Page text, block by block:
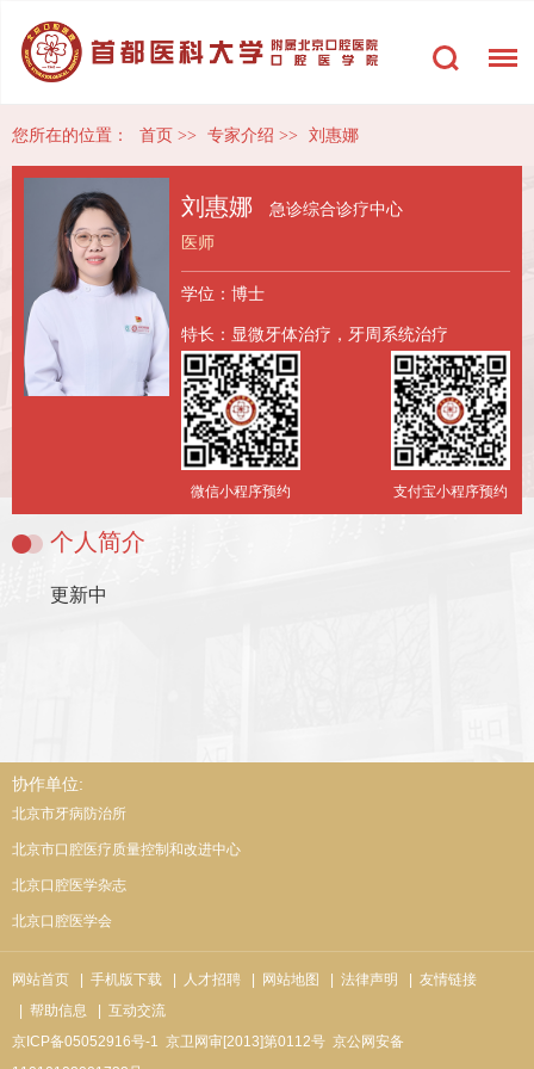
您所在的位置： 首页 >> 专家介绍 >> 刘惠娜
刘惠娜
急诊综合诊疗中心
医师
学位：博士
特长：显微牙体治疗，牙周系统治疗
微信小程序预约 支付宝小程序预约
个人简介
更新中
协作单位:
北京市牙病防治所
北京市口腔医疗质量控制和改进中心
北京口腔医学杂志
北京口腔医学会
网站首页 | 手机版下载 | 人才招聘 | 网站地图 | 法律声明
| 友情链接
| 帮助信息
| 互动交流
京ICP备05052916号-1 京卫网审[2013]第0112号 京公网安备